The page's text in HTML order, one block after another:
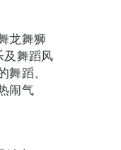
龙舞狮
及舞蹈风
蹈、
闹气